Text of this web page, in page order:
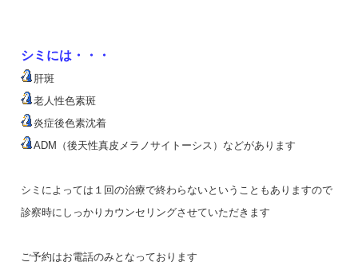
シミには・・・
肝斑
老人性色素斑
炎症後色素沈着
ADM
（後天性真皮メラノサイトーシス）などがあります
シミによっては１回の治療で終わらないということもありますので
診察時にしっかりカウンセリングさせていただきます
ご予約はお電話のみとなっております